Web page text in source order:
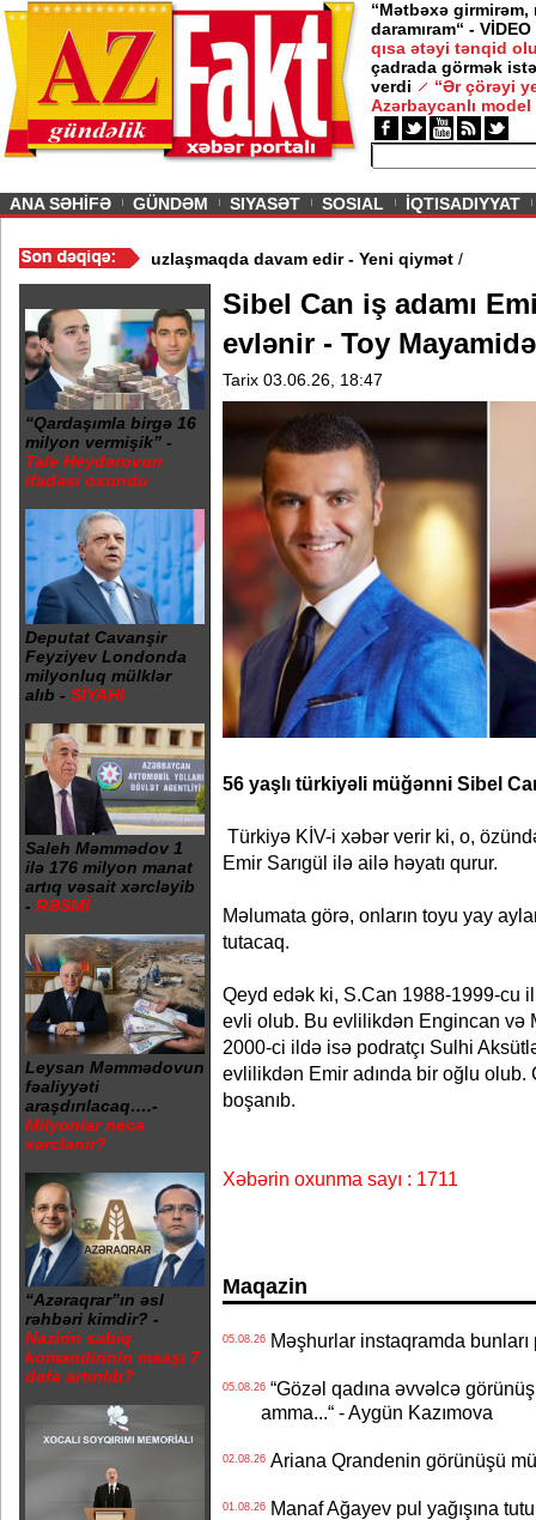
“Mətbəxə girmirəm,
daramıram“ - VİDEO
qısa ətəyi tənqid
çadrada görmək
verdi
“Ər çörəyi
Azərbaycanlı model
ANA SƏHİFƏ GÜNDƏM SIYASƏT SOSIAL İQTISADIYYAT
/Azərbaycan nefti ucuzlaşmaqda davam edir - Yeni qiymət
“Qardaşımla birgə 16
milyon vermişik” -
Tale Heydərovun
ifadəsi oxundu
Deputat Cavanşir
Feyziyev Londonda
milyonluq mülklər
alıb - SİYAHI
Saleh Məmmədov 1
ilə 176 milyon manat
artıq vəsait xərcləyib
- RƏSMİ
Leysan Məmmədovun
fəaliyyəti
araşdırılacaq….-
Milyonlar necə
xərclənir?
“Azəraqrar”ın əsl
rəhbəri kimdir? -
Nazirin sabiq
komandirinin maaşı 7
dəfə artırılıb?
Sibel Can iş adamı
evlənir - Toy
Tarix 03.06.26, 18:47
56 yaşlı türkiyəli müğənni Sibel
Türkiyə KİV-i xəbər verir ki, o,
Emir Sarıgül ilə ailə həyatı qurur.
Məlumata görə, onların toyu yay
tutacaq.
Qeyd edək ki, S.Can 1988-1999-cu
evli olub. Bu evlilikdən Engincan və
2000-ci ildə isə podratçı Sulhi
evlilikdən Emir adında bir oğlu olub.
boşanıb.
Xəbərin oxunma sayı : 1711
Maqazin
05.08.26Məşhurlar instaqramda bunları
05.08.26“Gözəl qadına əvvəlcə
amma...“ - Aygün Kazımova
02.08.26Ariana Qrandenin görünüşü
01.08.26Manaf Ağayev pul yağışına